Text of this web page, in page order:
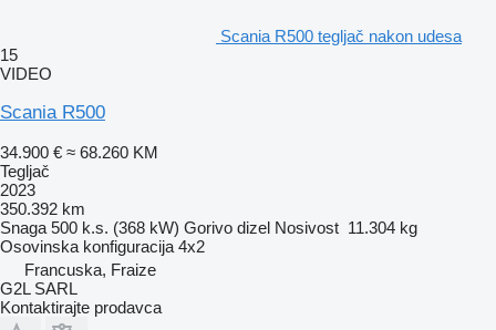
Scania R500 tegljač nakon udesa
15
VIDEO
Scania R500
34.900 € ≈ 68.260 KM
Tegljač
2023
350.392 km
Snaga 500 k.s. (368 kW) Gorivo dizel Nosivost 11.304 kg
Osovinska konfiguracija 4x2
Francuska, Fraize
G2L SARL
Kontaktirajte prodavca